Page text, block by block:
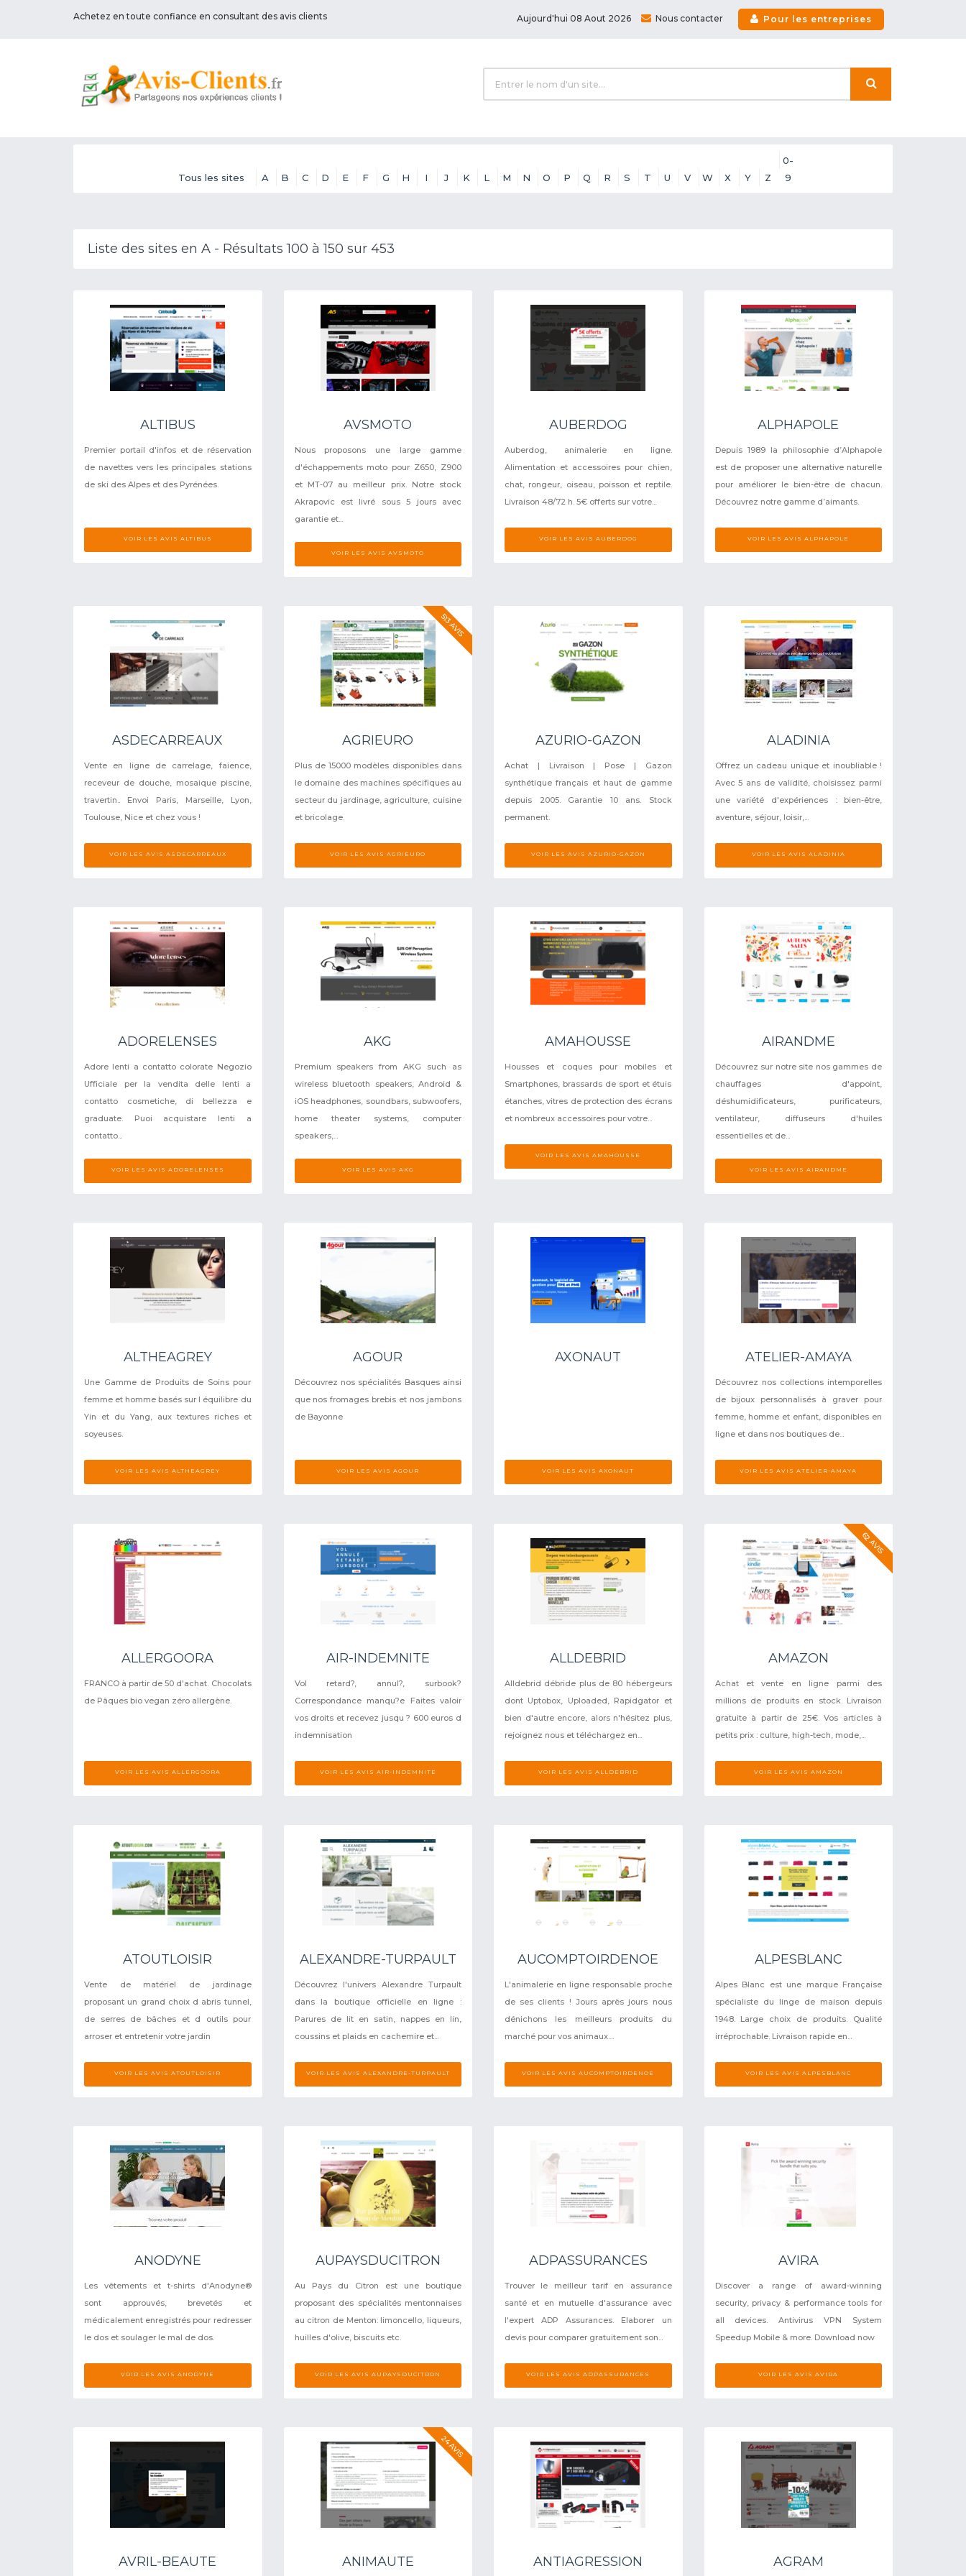
Achetez en toute confiance en consultant des avis clients Aujourd'hui 08 Aout 2026 Nous contacter Pour les entreprises
Tous les sites A B C D E F G H I J K L M N O P Q R S T U V W X Y Z
0-
9
Liste des sites en A - Résultats 100 à 150 sur 453
ALTIBUS
Premier portail d'infos et de réservation
de navettes vers les principales stations
de ski des Alpes et des Pyrénées.
VOIR LES AVIS ALTIBUS
AVSMOTO
Nous proposons une large gamme
d'échappements moto pour Z650, Z900
et MT-07 au meilleur prix. Notre stock
Akrapovic est livré sous 5 jours avec
garantie et...
VOIR LES AVIS AVSMOTO
AUBERDOG
Auberdog, animalerie en ligne.
Alimentation et accessoires pour chien,
chat, rongeur, oiseau, poisson et reptile.
Livraison 48/72 h. 5€ offerts sur votre...
VOIR LES AVIS AUBERDOG
ALPHAPOLE
Depuis 1989 la philosophie d’Alphapole
est de proposer une alternative naturelle
pour améliorer le bien-être de chacun.
Découvrez notre gamme d’aimants.
VOIR LES AVIS ALPHAPOLE
ASDECARREAUX
Vente en ligne de carrelage, faience,
receveur de douche, mosaique piscine,
travertin.. Envoi Paris, Marseille, Lyon,
Toulouse, Nice et chez vous !
VOIR LES AVIS ASDECARREAUX
513 AVIS
AGRIEURO
Plus de 15000 modèles disponibles dans
le domaine des machines spécifiques au
secteur du jardinage, agriculture, cuisine
et bricolage.
VOIR LES AVIS AGRIEURO
AZURIO-GAZON
Achat | Livraison | Pose | Gazon
synthétique français et haut de gamme
depuis 2005. Garantie 10 ans. Stock
permanent.
VOIR LES AVIS AZURIO-GAZON
ALADINIA
Offrez un cadeau unique et inoubliable !
Avec 5 ans de validité, choisissez parmi
une variété d'expériences : bien-être,
aventure, séjour, loisir,...
VOIR LES AVIS ALADINIA
ADORELENSES
Adore lenti a contatto colorate Negozio
Ufficiale per la vendita delle lenti a
contatto cosmetiche, di bellezza e
graduate. Puoi acquistare lenti a
contatto...
VOIR LES AVIS ADORELENSES
AKG
Premium speakers from AKG such as
wireless bluetooth speakers, Android &
iOS headphones, soundbars, subwoofers,
home theater systems, computer
speakers,...
VOIR LES AVIS AKG
AMAHOUSSE
Housses et coques pour mobiles et
Smartphones, brassards de sport et étuis
étanches, vitres de protection des écrans
et nombreux accessoires pour votre...
VOIR LES AVIS AMAHOUSSE
AIRANDME
Découvrez sur notre site nos gammes de
chauffages d'appoint,
déshumidificateurs, purificateurs,
ventilateur, diffuseurs d'huiles
essentielles et de...
VOIR LES AVIS AIRANDME
ALTHEAGREY
Une Gamme de Produits de Soins pour
femme et homme basés sur l équilibre du
Yin et du Yang, aux textures riches et
soyeuses.
VOIR LES AVIS ALTHEAGREY
AGOUR
Découvrez nos spécialités Basques ainsi
que nos fromages brebis et nos jambons
de Bayonne
VOIR LES AVIS AGOUR
AXONAUT
VOIR LES AVIS AXONAUT
ATELIER-AMAYA
Découvrez nos collections intemporelles
de bijoux personnalisés à graver pour
femme, homme et enfant, disponibles en
ligne et dans nos boutiques de...
VOIR LES AVIS ATELIER-AMAYA
ALLERGOORA
FRANCO à partir de 50 d'achat. Chocolats
de Pâques bio vegan zéro allergène.
VOIR LES AVIS ALLERGOORA
AIR-INDEMNITE
Vol retard?, annul?, surbook?
Correspondance manqu?e Faites valoir
vos droits et recevez jusqu ? 600 euros d
indemnisation
VOIR LES AVIS AIR-INDEMNITE
ALLDEBRID
Alldebrid débride plus de 80 hébergeurs
dont Uptobox, Uploaded, Rapidgator et
bien d'autre encore, alors n'hésitez plus,
rejoignez nous et téléchargez en...
VOIR LES AVIS ALLDEBRID
62 AVIS
AMAZON
Achat et vente en ligne parmi des
millions de produits en stock. Livraison
gratuite à partir de 25€. Vos articles à
petits prix : culture, high-tech, mode,...
VOIR LES AVIS AMAZON
ATOUTLOISIR
Vente de matériel de jardinage
proposant un grand choix d abris tunnel,
de serres de bâches et d outils pour
arroser et entretenir votre jardin
VOIR LES AVIS ATOUTLOISIR
ALEXANDRE-TURPAULT
Découvrez l'univers Alexandre Turpault
dans la boutique officielle en ligne :
Parures de lit en satin, nappes en lin,
coussins et plaids en cachemire et...
VOIR LES AVIS ALEXANDRE-TURPAULT
AUCOMPTOIRDENOE
L'animalerie en ligne responsable proche
de ses clients ! Jours après jours nous
dénichons les meilleurs produits du
marché pour vos animaux....
VOIR LES AVIS AUCOMPTOIRDENOE
ALPESBLANC
Alpes Blanc est une marque Française
spécialiste du linge de maison depuis
1948. Large choix de produits. Qualité
irréprochable. Livraison rapide en...
VOIR LES AVIS ALPESBLANC
ANODYNE
Les vêtements et t-shirts d'Anodyne®
sont approuvés, brevetés et
médicalement enregistrés pour redresser
le dos et soulager le mal de dos.
VOIR LES AVIS ANODYNE
AUPAYSDUCITRON
Au Pays du Citron est une boutique
proposant des spécialités mentonnaises
au citron de Menton: limoncello, liqueurs,
huilles d'olive, biscuits etc.
VOIR LES AVIS AUPAYSDUCITRON
ADPASSURANCES
Trouver le meilleur tarif en assurance
santé et en mutuelle d'assurance avec
l'expert ADP Assurances. Elaborer un
devis pour comparer gratuitement son...
VOIR LES AVIS ADPASSURANCES
AVIRA
Discover a range of award-winning
security, privacy & performance tools for
all devices. Antivirus VPN System
Speedup Mobile & more. Download now
VOIR LES AVIS AVIRA
AVRIL-BEAUTE
24 AVIS
ANIMAUTE ANTIAGRESSION AGRAM